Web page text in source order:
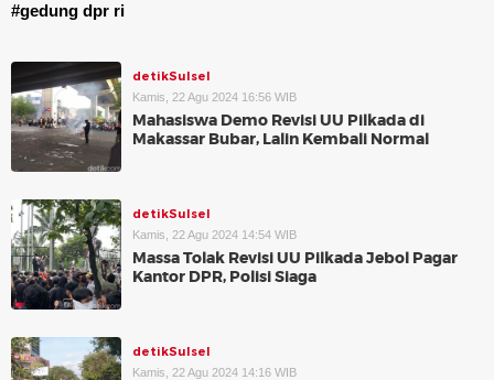
#gedung dpr ri
detikSulsel
Kamis, 22 Agu 2024 16:56 WIB
Mahasiswa Demo Revisi UU Pilkada di
Makassar Bubar, Lalin Kembali Normal
detikSulsel
Kamis, 22 Agu 2024 14:54 WIB
Massa Tolak Revisi UU Pilkada Jebol Pagar
Kantor DPR, Polisi Siaga
detikSulsel
Kamis, 22 Agu 2024 14:16 WIB